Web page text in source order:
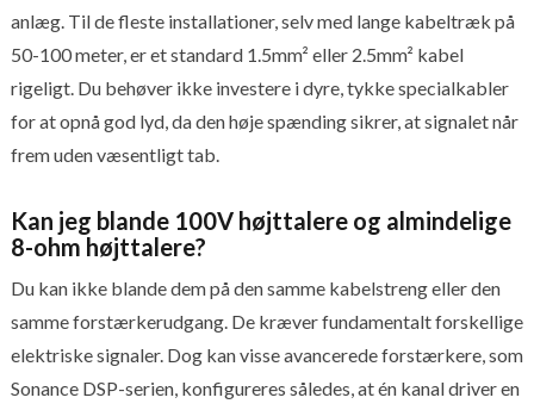
anlæg. Til de fleste installationer, selv med lange kabeltræk på
50-100 meter, er et standard 1.5mm² eller 2.5mm² kabel
rigeligt. Du behøver ikke investere i dyre, tykke specialkabler
for at opnå god lyd, da den høje spænding sikrer, at signalet når
frem uden væsentligt tab.
Kan jeg blande 100V højttalere og almindelige
8-ohm højttalere?
Du kan ikke blande dem på den samme kabelstreng eller den
samme forstærkerudgang. De kræver fundamentalt forskellige
elektriske signaler. Dog kan visse avancerede forstærkere, som
Sonance DSP-serien, konfigureres således, at én kanal driver en